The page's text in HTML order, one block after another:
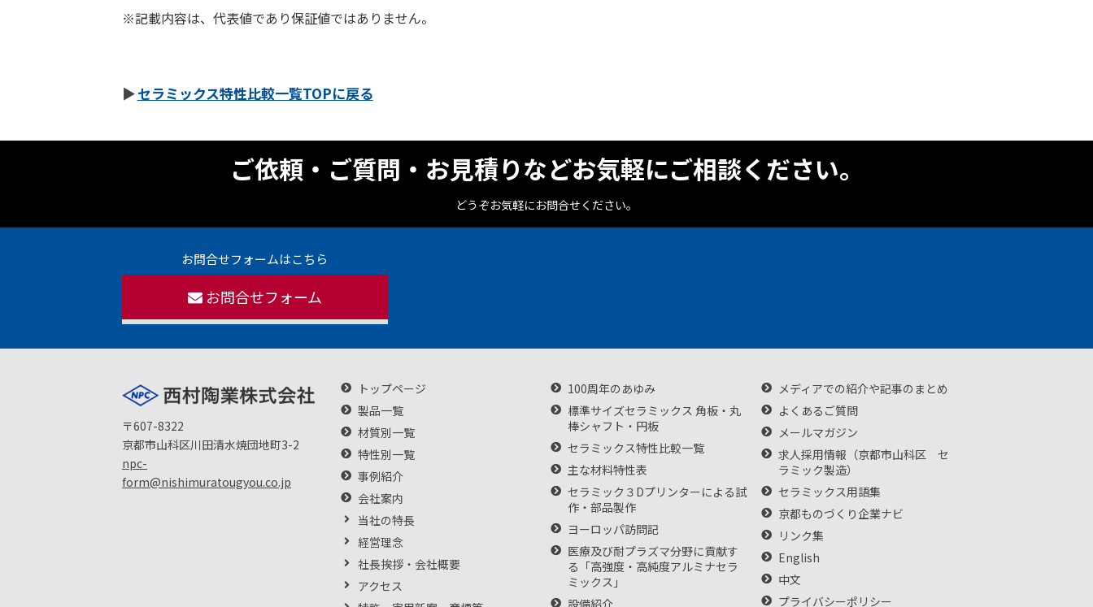
※記載内容は、代表値であり保証値ではありません。
セラミックス特性比較一覧TOPに戻る
ご依頼・ご質問・お見積りなどお気軽にご相談ください。
どうぞお気軽にお問合せください。
お問合せフォームはこちら
お問合せフォーム
〒607-8322
京都市山科区川田清水焼団地町3-2
npc-
form@nishimuratougyou.co.jp
トップページ
製品一覧
材質別一覧
特性別一覧
事例紹介
会社案内
当社の特長
経営理念
社長挨拶・会社概要
アクセス
100周年のあゆみ
標準サイズセラミックス 角板・丸
棒シャフト・円板
セラミックス特性比較一覧
主な材料特性表
セラミック３Dプリンターによる試
作・部品製作
ヨーロッパ訪問記
医療及び耐プラズマ分野に貢献す
る「高強度・高純度アルミナセラ
ミックス」
設備紹介
メディアでの紹介や記事のまとめ
よくあるご質問
メールマガジン
求人採用情報（京都市山科区 セ
ラミック製造）
セラミックス用語集
京都ものづくり企業ナビ
リンク集
English
中文
プライバシーポリシー